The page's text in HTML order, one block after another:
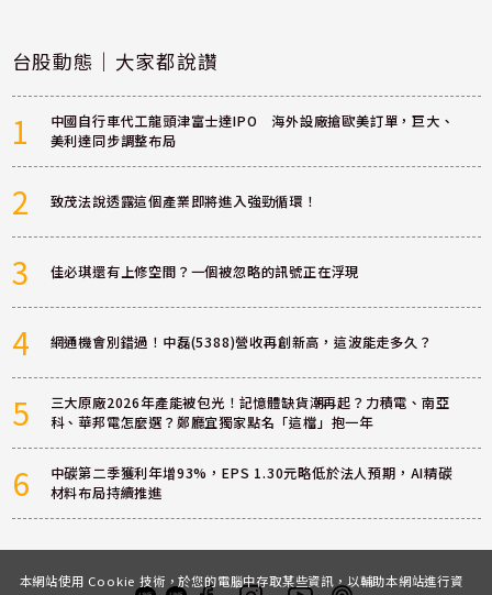
台股動態｜大家都說讚
1
中國自行車代工龍頭津富士達IPO 海外設廠搶歐美訂單，巨大、
美利達同步調整布局
2 致茂法說透露這個產業即將進入強勁循環！
3 佳必琪還有上修空間？一個被忽略的訊號正在浮現
4 網通機會別錯過！中磊(5388)營收再創新高，這波能走多久？
5
三大原廠2026年產能被包光！記憶體缺貨潮再起？力積電、南亞
科、華邦電怎麼選？鄭廳宜獨家點名「這檔」抱一年
6
中碳第二季獲利年增93%，EPS 1.30元略低於法人預期，AI精碳
材料布局持續推進
本網站使用 Cookie 技術，於您的電腦中存取某些資訊，以輔助本網站進行資